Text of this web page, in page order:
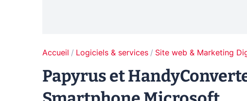
Accueil Logiciels & services Site web & Marketing
Papyrus et